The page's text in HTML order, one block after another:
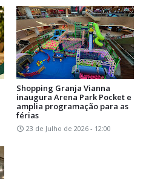
Shopping Granja Vianna
inaugura Arena Park Pocket e
amplia programação para as
férias
23 de Julho de 2026 - 12:00